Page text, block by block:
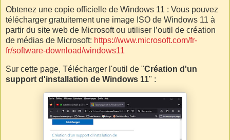
Obtenez une copie officielle de Windows 11 : Vous pouvez
télécharger gratuitement une image ISO de Windows 11 à
partir du site web de Microsoft ou utiliser l’outil de création
de médias de Microsoft: https://www.microsoft.com/fr-
fr/software-download/windows11
Sur cette page, Télécharger l'outil de "Création d'un
support d'installation de Windows 11" :